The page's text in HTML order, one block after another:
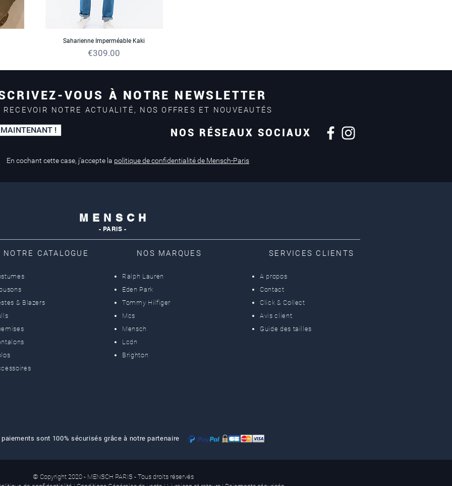
Saharienne Imperméable Kaki
Price
€309.00
VOUS À NOTRE NEWSLETTER
RECEVOIR NOTRE ACTUALITÉ, NOS OFFRES ET NOUVEAUTÉS
MAINTENANT ! NOS RÉSEAUX SOCIAUX
En cochant cette case, j'accepte la politique de confidentialité de Mensch-Paris
M E N S C H
- PARIS -
NOTRE CATALOGUE
& Blazers
NOS MARQUES
Ralph Lauren
Eden Park
Tommy Hilfiger
Mcs
Mensch
Lcdn
Brighton
SERVICES CLIENTS
A propos
Contact
Click & Collect
Avis client
Guide des tailles
sont 100% sécurisés grâce à notre partenaire
© Copyright 2020 - MENSCH PARIS - Tous droits réservés